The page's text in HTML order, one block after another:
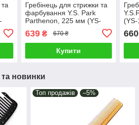
Гребінець для стрижки та
фарбування Y.S. Park
Parthenon, 225 мм (YS-
639₴ 670 ₴
Купити
660
та новинки
Топ продажів –5%